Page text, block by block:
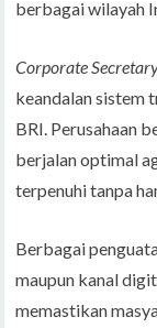
berbagai wilayah
Corporate
keandalan sistem
BRI. Perusahaan
berjalan optimal
terpenuhi tanpa
Berbagai
maupun kanal
memastikan